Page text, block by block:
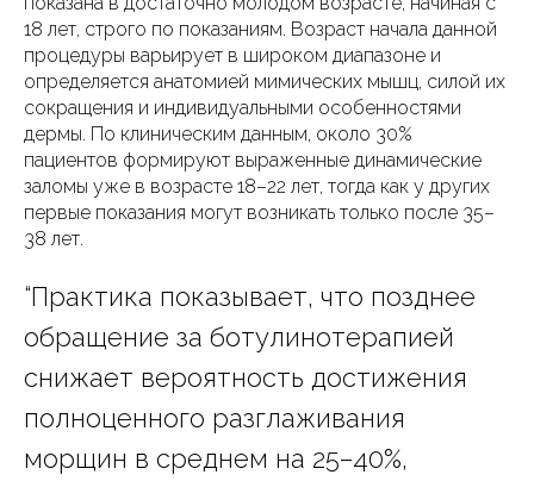
18 лет, строго по показаниям. Возраст начала данной
процедуры варьирует в широком диапазоне и
определяется анатомией мимических мышц, силой их
сокращения и индивидуальными особенностями
дермы. По клиническим данным, около 30%
пациентов формируют выраженные динамические
заломы уже в возрасте 18–22 лет, тогда как у других
первые показания могут возникать только после 35–
38 лет.
“Практика показывает, что позднее
обращение за ботулинотерапией
снижает вероятность достижения
полноценного разглаживания
морщин в среднем на 25–40%,